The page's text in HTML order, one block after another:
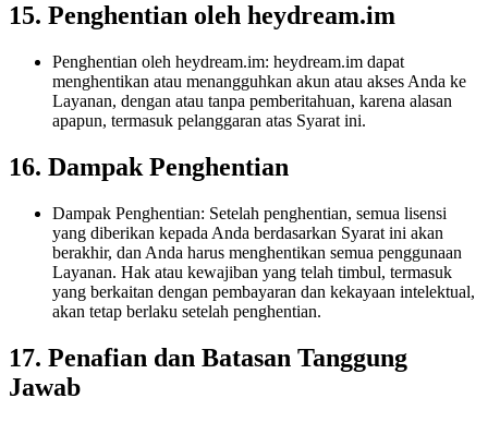
15. Penghentian oleh heydream.im
Penghentian oleh heydream.im: heydream.im dapat
menghentikan atau menangguhkan akun atau akses Anda ke
Layanan, dengan atau tanpa pemberitahuan, karena alasan
apapun, termasuk pelanggaran atas Syarat ini.
16. Dampak Penghentian
Dampak Penghentian: Setelah penghentian, semua lisensi
yang diberikan kepada Anda berdasarkan Syarat ini akan
berakhir, dan Anda harus menghentikan semua penggunaan
Layanan. Hak atau kewajiban yang telah timbul, termasuk
yang berkaitan dengan pembayaran dan kekayaan intelektual,
akan tetap berlaku setelah penghentian.
17. Penafian dan Batasan Tanggung
Jawab